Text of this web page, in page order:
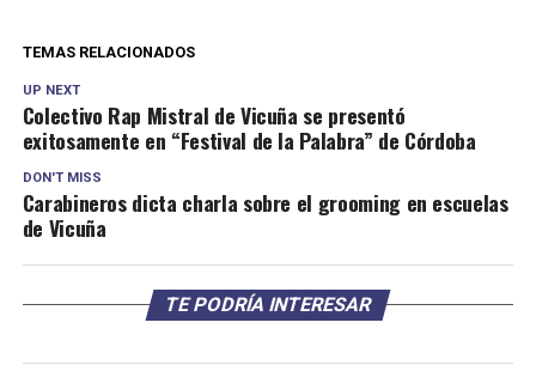
TEMAS RELACIONADOS
UP NEXT
Colectivo Rap Mistral de Vicuña se presentó
exitosamente en “Festival de la Palabra” de Córdoba
DON'T MISS
Carabineros dicta charla sobre el grooming en escuelas
de Vicuña
TE PODRÍA INTERESAR